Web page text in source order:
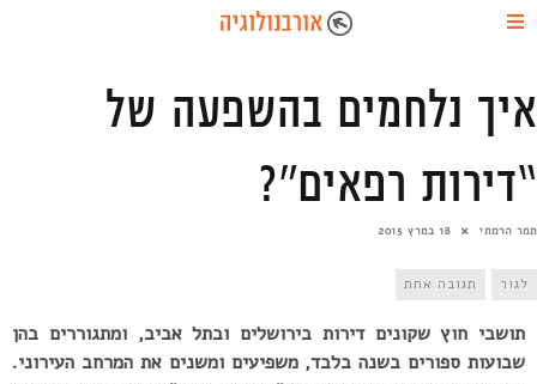
איך נלחמים בהשפעה של
“דירות רפאים”?
תמר הרמתי 18 במרץ 2015
לגור תגובה אחת
תושבי חוץ שקונים דירות בירושלים ובתל אביב, ומתגוררים בהן
שבועות ספורים בשנה בלבד, משפיעים ומשנים את המרחב העירוני.